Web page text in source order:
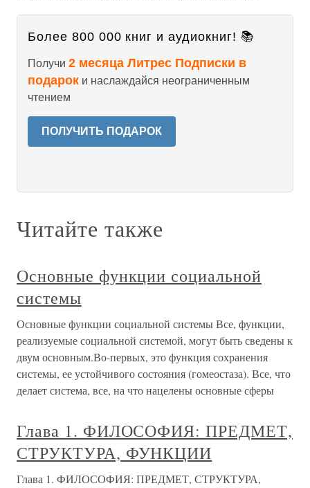
Более 800 000 книг и аудиокниг! 📚
Получи 2 месяца Литрес Подписки в
подарок и наслаждайся неограниченным
чтением
ПОЛУЧИТЬ ПОДАРОК
Читайте также
Основные функции социальной
системы
Основные функции социальной системы Все, функции,
реализуемые социальной системой, могут быть сведены к
двум основным.Во-первых, это функция сохранения
системы, ее устойчивого состояния (гомеостаза). Все, что
делает система, все, на что нацелены основные сферы
Глава 1. ФИЛОСОФИЯ: ПРЕДМЕТ,
СТРУКТУРА, ФУНКЦИИ
Глава 1. ФИЛОСОФИЯ: ПРЕДМЕТ, СТРУКТУРА,